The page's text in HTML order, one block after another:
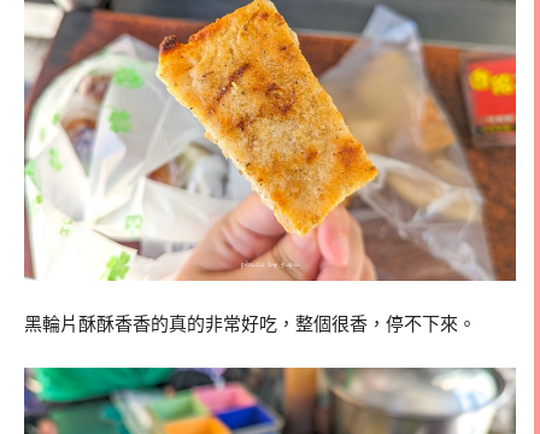
黑輪片酥酥香香的真的非常好吃，整個很香，停不下來。